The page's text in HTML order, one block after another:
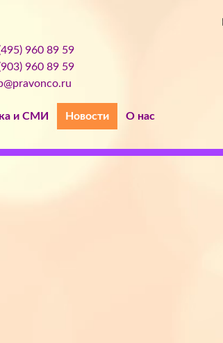
960 89 59
960 89 59
и СМИ Новости О нас